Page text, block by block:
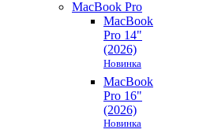
MacBook Pro
MacBook
Pro 14"
(2026)
Новинка
MacBook
Pro 16"
(2026)
Новинка